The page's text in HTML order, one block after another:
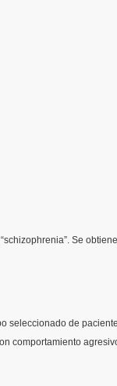
Se
seleccionado de
comportamiento